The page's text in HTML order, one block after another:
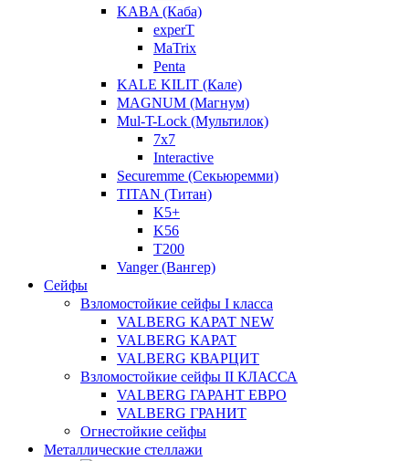
KABA (Каба)
experT
MaTrix
Penta
KALE KILIT (Кале)
MAGNUM (Магнум)
Mul-T-Lock (Мультилок)
7x7
Interactive
Securemme (Секьюремми)
TITAN (Титан)
K5+
K56
T200
Vanger (Вангер)
Сейфы
Взломостойкие сейфы I класса
VALBERG КАРАТ NEW
VALBERG КАРАТ
VALBERG КВАРЦИТ
Взломостойкие сейфы II КЛАССА
VALBERG ГАРАНТ ЕВРО
VALBERG ГРАНИТ
Огнестойкие сейфы
Металлические стеллажи